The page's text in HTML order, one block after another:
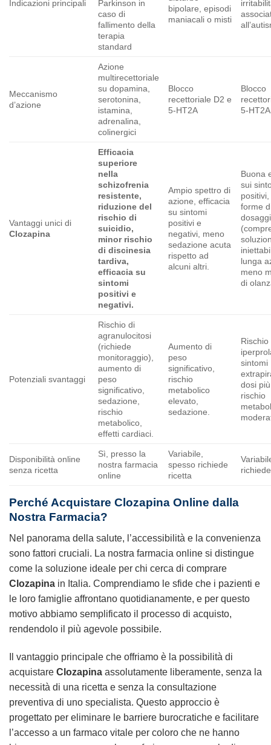
Indicazioni principali
Parkinson in
caso di
fallimento della
terapia
standard
bipolare, episodi
maniacali o misti
Meccanismo
d’azione
Azione
multirecettoriale
su dopamina,
serotonina,
istamina,
adrenalina,
colinergici
Blocco
recettoriale D2 e
5-HT2A
Blocco
5-HT2A
Vantaggi unici di
Clozapina
Efficacia
superiore
nella
schizofrenia
resistente,
riduzione del
rischio di
suicidio,
minor rischio
di discinesia
tardiva,
efficacia su
sintomi
positivi e
negativi.
Ampio spettro di
azione, efficacia
su sintomi
positivi e
negativi, meno
sedazione acuta
rispetto ad
alcuni altri.
Buona
sui
forme
lunga
meno
di
Potenziali svantaggi
Rischio di
agranulocitosi
(richiede
monitoraggio),
aumento di
peso
significativo,
sedazione,
rischio
metabolico,
effetti cardiaci.
Aumento di
peso
significativo,
rischio
metabolico
elevato,
sedazione.
Rischio
sintomi
dosi
rischio
Disponibilità online
senza ricetta
Sì, presso la
nostra farmacia
online
Variabile,
spesso richiede
ricetta
Perché Acquistare Clozapina Online dalla
Nostra Farmacia?
Nel panorama della salute, l’accessibilità e la convenienza
sono fattori cruciali. La nostra farmacia online si distingue
come la soluzione ideale per chi cerca di comprare
Clozapina in Italia. Comprendiamo le sfide che i pazienti e
le loro famiglie affrontano quotidianamente, e per questo
motivo abbiamo semplificato il processo di acquisto,
rendendolo il più agevole possibile.
Il vantaggio principale che offriamo è la possibilità di
acquistare Clozapina assolutamente liberamente, senza la
necessità di una ricetta e senza la consultazione
preventiva di uno specialista. Questo approccio è
progettato per eliminare le barriere burocratiche e facilitare
l’accesso a un farmaco vitale per coloro che ne hanno